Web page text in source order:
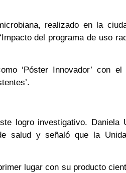
realizado en la
del programa de uso
‘Póster Innovador’ con el
logro investigativo. Daniela
salud y señaló que la
lugar con su producto